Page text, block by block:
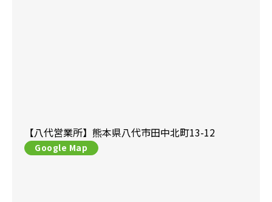
【八代営業所】 熊本県八代市田中北町13-12
Google Map